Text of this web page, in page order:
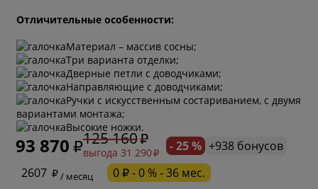
Отличительные особенности:
Материал – массив сосны;
Три варианта отделки;
Дверные петли с доводчиками;
Направляющие с доводчиками;
Ручки с искусственным состариванием, с двумя
вариантами монтажа;
Высокие ножки.
93 870 125 160
выгода 31 290 - 25 % +938 бонусов
2607
/ месяц 0 ₽ - 0 % - 36 мес.
* обязательное поле
* необязательное поле